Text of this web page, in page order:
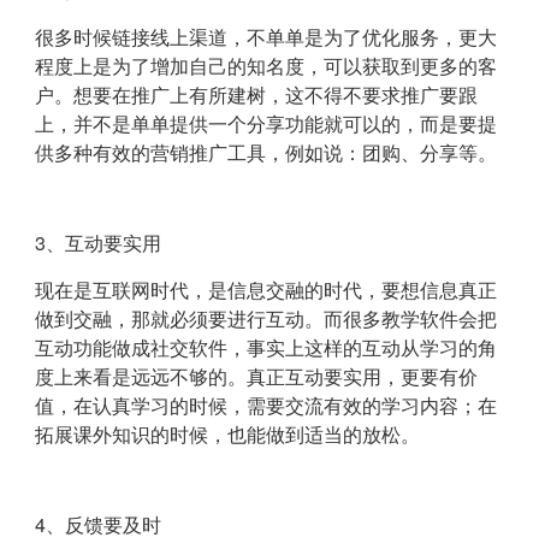
很多时候链接线上渠道，不单单是为了优化服务，更大
程度上是为了增加自己的知名度，可以获取到更多的客
户。想要在推广上有所建树，这不得不要求推广要跟
上，并不是单单提供一个分享功能就可以的，而是要提
供多种有效的营销推广工具，例如说：团购、分享等。
3、互动要实用
现在是互联网时代，是信息交融的时代，要想信息真正
做到交融，那就必须要进行互动。而很多教学软件会把
互动功能做成社交软件，事实上这样的互动从学习的角
度上来看是远远不够的。真正互动要实用，更要有价
值，在认真学习的时候，需要交流有效的学习内容；在
拓展课外知识的时候，也能做到适当的放松。
4、反馈要及时